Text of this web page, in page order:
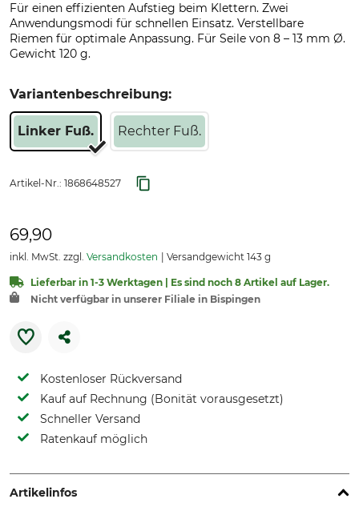
Für einen effizienten Aufstieg beim Klettern. Zwei
Anwendungsmodi für schnellen Einsatz. Verstellbare
Riemen für optimale Anpassung. Für Seile von 8 – 13 mm Ø.
Gewicht 120 g.
Variantenbeschreibung:
Linker Fuß. Rechter Fuß.
Artikel-Nr.: 1868648527
69,90
inkl. MwSt. zzgl. Versandkosten Versandgewicht 143 g
Lieferbar in 1-3 Werktagen | Es sind noch 8 Artikel auf Lager.
Nicht verfügbar in unserer Filiale in Bispingen
Kostenloser Rückversand
Kauf auf Rechnung (Bonität vorausgesetzt)
Schneller Versand
Ratenkauf möglich
Artikelinfos